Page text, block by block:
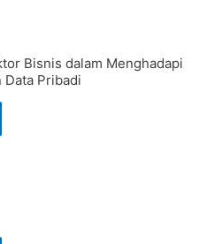
Bisnis dalam Menghadapi
Data Pribadi